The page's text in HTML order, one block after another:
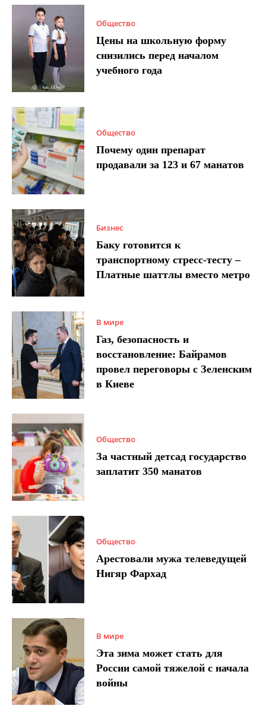
Общество
Цены на школьную форму
снизились перед началом
учебного года
Общество
Почему один препарат
продавали за 123 и 67 манатов
Бизнес
Баку готовится к
транспортному стресс-тесту –
Платные шаттлы вместо метро
В мире
Газ, безопасность и
восстановление: Байрамов
провел переговоры с Зеленским
в Киеве
Общество
За частный детсад государство
заплатит 350 манатов
Общество
Арестовали мужа телеведущей
Нигяр Фархад
В мире
Эта зима может стать для
России самой тяжелой с начала
войны